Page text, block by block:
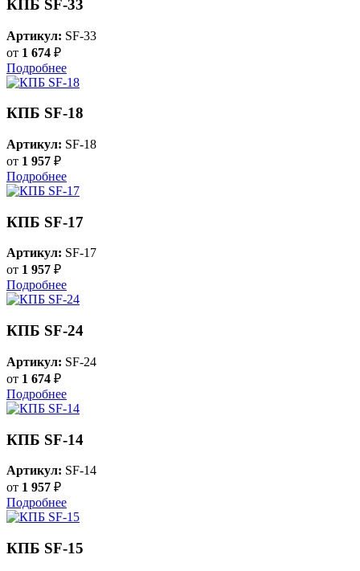
КПБ SF-33
Артикул: SF-33
от 1 674 ₽
Подробнее
КПБ SF-18
Артикул: SF-18
от 1 957 ₽
Подробнее
КПБ SF-17
Артикул: SF-17
от 1 957 ₽
Подробнее
КПБ SF-24
Артикул: SF-24
от 1 674 ₽
Подробнее
КПБ SF-14
Артикул: SF-14
от 1 957 ₽
Подробнее
КПБ SF-15